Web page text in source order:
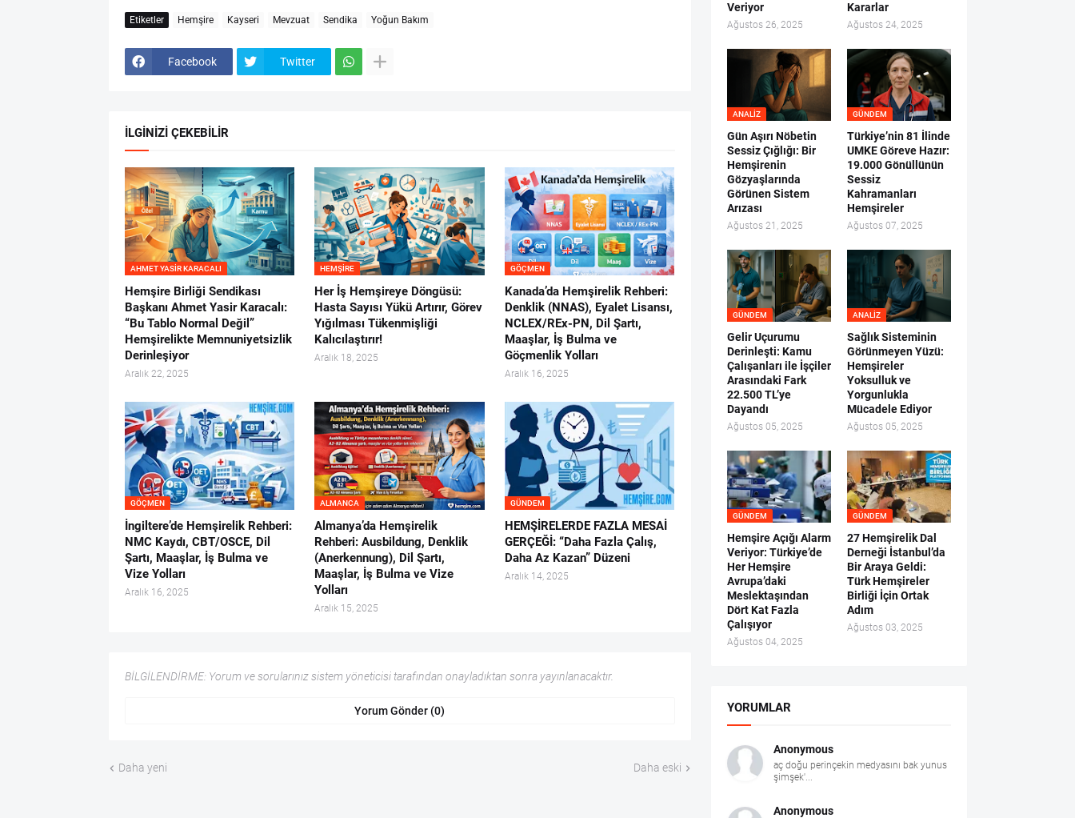
Etiketler Hemşire Kayseri Mevzuat Sendika Yoğun Bakım
Facebook Twitter
İLGINIZI ÇEKEBILIR
AHMET YASIR KARACALI
Hemşire Birliği Sendikası
Başkanı Ahmet Yasir Karacalı:
“Bu Tablo Normal Değil”
Hemşirelikte Memnuniyetsizlik
Derinleşiyor
Aralık 22, 2025
HEMŞIRE
Her İş Hemşireye Döngüsü:
Hasta Sayısı Yükü Artırır, Görev
Yığılması Tükenmişliği
Kalıcılaştırır!
Aralık 18, 2025
GÖÇMEN
Kanada’da Hemşirelik Rehberi:
Denklik (NNAS), Eyalet Lisansı,
NCLEX/REx-PN, Dil Şartı,
Maaşlar, İş Bulma ve
Göçmenlik Yolları
Aralık 16, 2025
GÖÇMEN
İngiltere’de Hemşirelik Rehberi:
NMC Kaydı, CBT/OSCE, Dil
Şartı, Maaşlar, İş Bulma ve
Vize Yolları
Aralık 16, 2025
ALMANCA
Almanya’da Hemşirelik
Rehberi: Ausbildung, Denklik
(Anerkennung), Dil Şartı,
Maaşlar, İş Bulma ve Vize
Yolları
Aralık 15, 2025
GÜNDEM
HEMŞİRELERDE FAZLA MESAİ
GERÇEĞİ: “Daha Fazla Çalış,
Daha Az Kazan” Düzeni
Aralık 14, 2025
BİLGİLENDİRME: Yorum ve sorularınız sistem yöneticisi tarafından onayladıktan sonra yayınlanacaktır.
Yorum Gönder (0)
Daha yeni Daha eski
Veriyor
Ağustos 26, 2025
Kararlar
Ağustos 24, 2025
ANALIZ
Gün Aşırı Nöbetin
Sessiz Çığlığı: Bir
Hemşirenin
Gözyaşlarında
Görünen Sistem
Arızası
Ağustos 21, 2025
GÜNDEM
Türkiye’nin 81 İlinde
UMKE Göreve Hazır:
19.000 Gönüllünün
Sessiz
Kahramanları
Hemşireler
Ağustos 07, 2025
GÜNDEM
Gelir Uçurumu
Derinleşti: Kamu
Çalışanları ile İşçiler
Arasındaki Fark
22.500 TL’ye
Dayandı
Ağustos 05, 2025
ANALIZ
Sağlık Sisteminin
Görünmeyen Yüzü:
Hemşireler
Yoksulluk ve
Yorgunlukla
Mücadele Ediyor
Ağustos 05, 2025
GÜNDEM
Hemşire Açığı Alarm
Veriyor: Türkiye’de
Her Hemşire
Avrupa’daki
Meslektaşından
Dört Kat Fazla
Çalışıyor
Ağustos 04, 2025
GÜNDEM
27 Hemşirelik Dal
Derneği İstanbul’da
Bir Araya Geldi:
Türk Hemşireler
Birliği İçin Ortak
Adım
Ağustos 03, 2025
YORUMLAR
Anonymous
aç doğu perinçekin medyasını bak yunus
şimşek'...
Anonymous